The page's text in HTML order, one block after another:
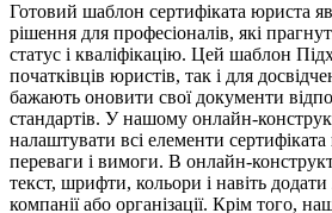
Готовий шаблон сертифіката юриста
рішення для професіоналів, які
статус і кваліфікацію. Цей шаблон
початківців юристів, так і для
бажають оновити свої документи
стандартів. У нашому онлайн-
налаштувати всі елементи сертифіката
переваги і вимоги. В онлайн-
текст, шрифти, кольори і навіть
компанії або організації. Крім того,